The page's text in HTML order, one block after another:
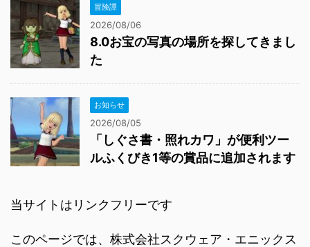
冒険譚
2026/08/06
8.0お宝の写真の場所を探してきまし
た
お知らせ
2026/08/05
「しぐさ書・照れカワ」が便利ツー
ルふくびき1等の賞品に追加されます
当サイトはリンクフリーです
このページでは、株式会社スクウェア・エニックス